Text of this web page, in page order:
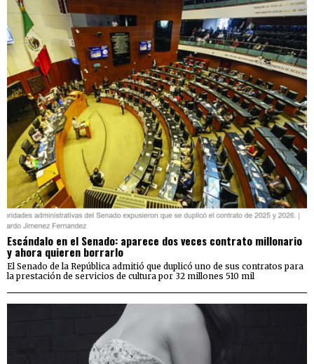
Escándalo en el Senado: aparece dos veces contrato millonario
y ahora quieren borrarlo
El Senado de la República admitió que duplicó uno de sus contratos para
la prestación de servicios de cultura por 32 millones 510 mil